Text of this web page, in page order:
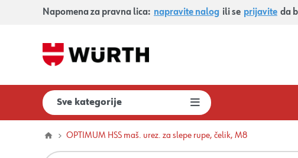
Napomena za pravna lica: napravite nalog ili se prijavite da
Sve kategorije
OPTIMUM HSS maš. urez. za slepe rupe, čelik, M8